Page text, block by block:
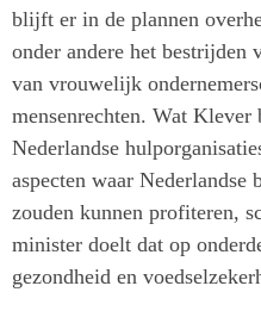
blijft er in de plannen
onder andere het bestrijden
van vrouwelijk
mensenrechten. Wat Klever
Nederlandse
aspecten waar
zouden kunnen profiteren,
minister doelt dat op
gezondheid en